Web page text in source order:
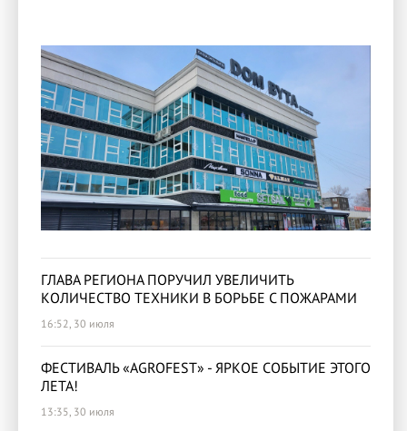
ГЛАВА РЕГИОНА ПОРУЧИЛ УВЕЛИЧИТЬ
КОЛИЧЕСТВО ТЕХНИКИ В БОРЬБЕ С ПОЖАРАМИ
16:52, 30 июля
ФЕСТИВАЛЬ «AGROFEST» - ЯРКОЕ СОБЫТИЕ ЭТОГО
ЛЕТА!
13:35, 30 июля